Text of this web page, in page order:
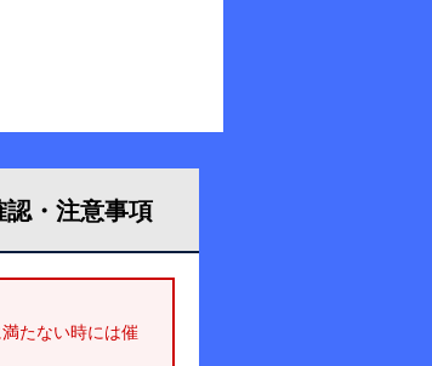
・ 注意事項
たない時には催